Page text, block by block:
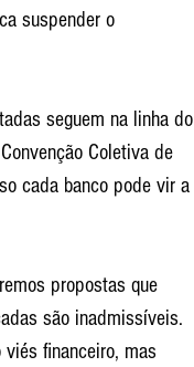
suspender o
seguem na linha do
Coletiva de
cada banco pode vir a
propostas que
são inadmissíveis.
financeiro, mas